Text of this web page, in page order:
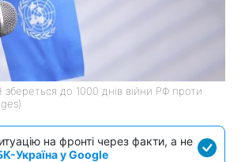
до 1000 днів війни РФ проти
на фронті через факти, а не
Україна у Google